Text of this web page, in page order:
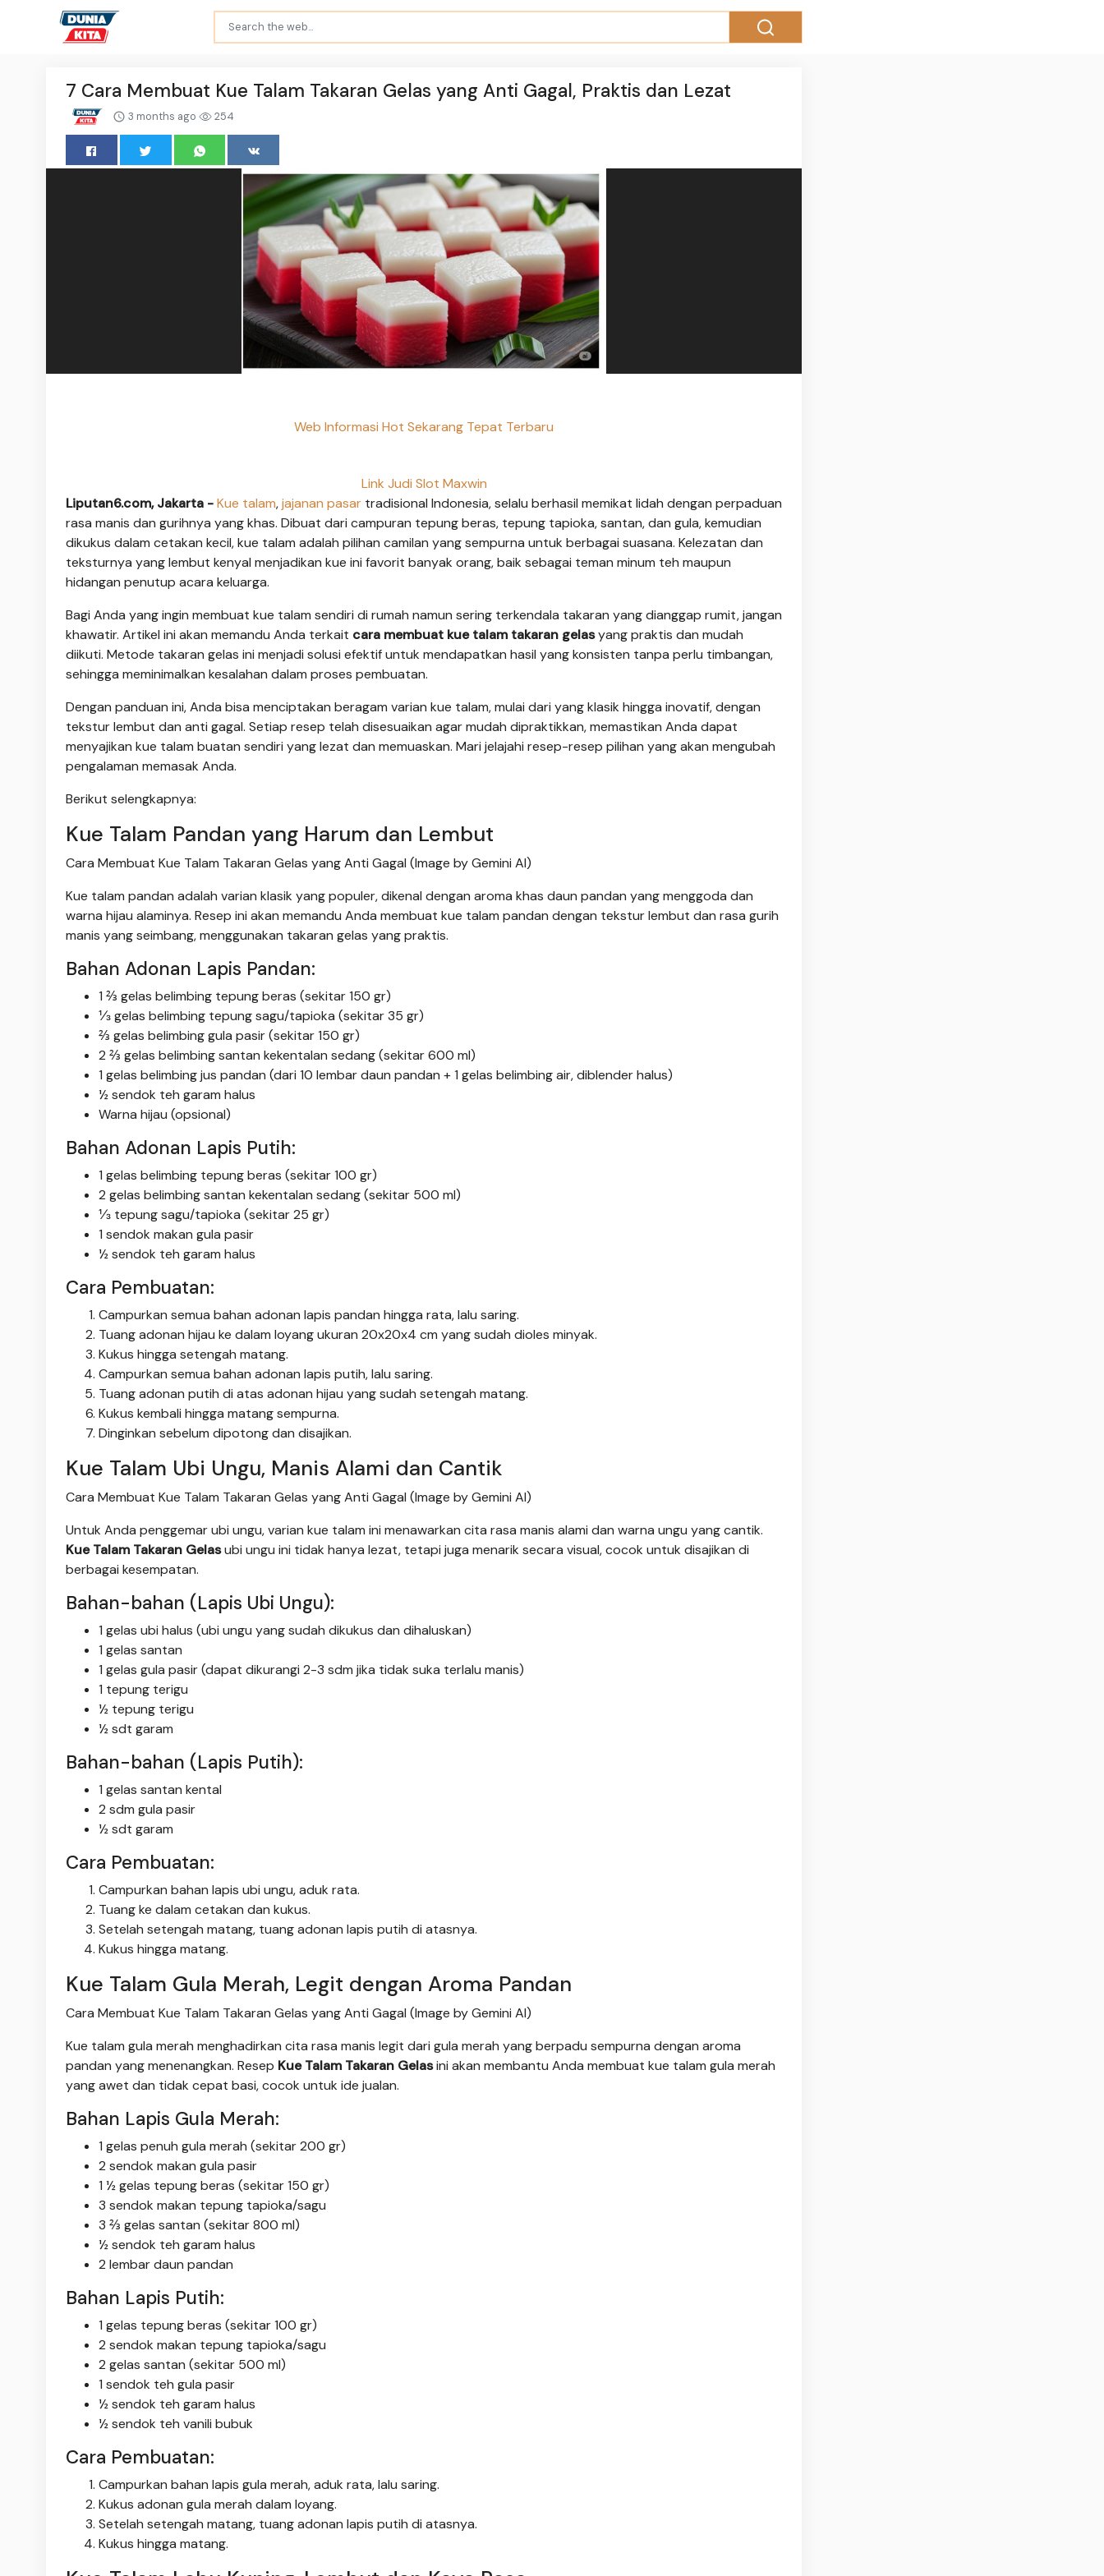
7 Cara Membuat Kue Talam Takaran Gelas yang Anti Gagal, Praktis dan Lezat
3 months ago 254
Web Informasi Hot Sekarang Tepat Terbaru
Link Judi Slot Maxwin
Liputan6.com, Jakarta -Kue talam,jajanan pasar tradisional Indonesia, selalu berhasil memikat lidah dengan perpaduan
rasa manis dan gurihnya yang khas. Dibuat dari campuran tepung beras, tepung tapioka, santan, dan gula, kemudian
dikukus dalam cetakan kecil, kue talam adalah pilihan camilan yang sempurna untuk berbagai suasana. Kelezatan dan
teksturnya yang lembut kenyal menjadikan kue ini favorit banyak orang, baik sebagai teman minum teh maupun
hidangan penutup acara keluarga.
Bagi Anda yang ingin membuat kue talam sendiri di rumah namun sering terkendala takaran yang dianggap rumit, jangan
khawatir. Artikel ini akan memandu Anda terkait cara membuat kue talam takaran gelasyang praktis dan mudah
diikuti. Metode takaran gelas ini menjadi solusi efektif untuk mendapatkan hasil yang konsisten tanpa perlu timbangan,
sehingga meminimalkan kesalahan dalam proses pembuatan.
Dengan panduan ini, Anda bisa menciptakan beragam varian kue talam, mulai dari yang klasik hingga inovatif, dengan
tekstur lembut dan anti gagal. Setiap resep telah disesuaikan agar mudah dipraktikkan, memastikan Anda dapat
menyajikan kue talam buatan sendiri yang lezat dan memuaskan. Mari jelajahi resep-resep pilihan yang akan mengubah
pengalaman memasak Anda.
Berikut selengkapnya:
Kue Talam Pandan yang Harum dan Lembut
Cara Membuat Kue Talam Takaran Gelas yang Anti Gagal (Image by Gemini AI)
Kue talam pandan adalah varian klasik yang populer, dikenal dengan aroma khas daun pandan yang menggoda dan
warna hijau alaminya. Resep ini akan memandu Anda membuat kue talam pandan dengan tekstur lembut dan rasa gurih
manis yang seimbang, menggunakan takaran gelas yang praktis.
Bahan Adonan Lapis Pandan:
1 ⅔ gelas belimbing tepung beras (sekitar 150 gr)
⅓ gelas belimbing tepung sagu/tapioka (sekitar 35 gr)
⅔ gelas belimbing gula pasir (sekitar 150 gr)
2 ⅔ gelas belimbing santan kekentalan sedang (sekitar 600 ml)
1 gelas belimbing jus pandan (dari 10 lembar daun pandan + 1 gelas belimbing air, diblender halus)
½ sendok teh garam halus
Warna hijau (opsional)
Bahan Adonan Lapis Putih:
1 gelas belimbing tepung beras (sekitar 100 gr)
2 gelas belimbing santan kekentalan sedang (sekitar 500 ml)
⅓ tepung sagu/tapioka (sekitar 25 gr)
1 sendok makan gula pasir
½ sendok teh garam halus
Cara Pembuatan:
Campurkan semua bahan adonan lapis pandan hingga rata, lalu saring.
Tuang adonan hijau ke dalam loyang ukuran 20x20x4 cm yang sudah dioles minyak.
Kukus hingga setengah matang.
Campurkan semua bahan adonan lapis putih, lalu saring.
Tuang adonan putih di atas adonan hijau yang sudah setengah matang.
Kukus kembali hingga matang sempurna.
Dinginkan sebelum dipotong dan disajikan.
Kue Talam Ubi Ungu, Manis Alami dan Cantik
Cara Membuat Kue Talam Takaran Gelas yang Anti Gagal (Image by Gemini AI)
Untuk Anda penggemar ubi ungu, varian kue talam ini menawarkan cita rasa manis alami dan warna ungu yang cantik.
Kue Talam Takaran Gelasubi ungu ini tidak hanya lezat, tetapi juga menarik secara visual, cocok untuk disajikan di
berbagai kesempatan.
Bahan-bahan (Lapis Ubi Ungu):
1 gelas ubi halus (ubi ungu yang sudah dikukus dan dihaluskan)
1 gelas santan
1 gelas gula pasir (dapat dikurangi 2-3 sdm jika tidak suka terlalu manis)
1 tepung terigu
½ tepung terigu
½ sdt garam
Bahan-bahan (Lapis Putih):
1 gelas santan kental
2 sdm gula pasir
½ sdt garam
Cara Pembuatan:
Campurkan bahan lapis ubi ungu, aduk rata.
Tuang ke dalam cetakan dan kukus.
Setelah setengah matang, tuang adonan lapis putih di atasnya.
Kukus hingga matang.
Kue Talam Gula Merah, Legit dengan Aroma Pandan
Cara Membuat Kue Talam Takaran Gelas yang Anti Gagal (Image by Gemini AI)
Kue talam gula merah menghadirkan cita rasa manis legit dari gula merah yang berpadu sempurna dengan aroma
pandan yang menenangkan. Resep Kue Talam Takaran Gelasini akan membantu Anda membuat kue talam gula merah
yang awet dan tidak cepat basi, cocok untuk ide jualan.
Bahan Lapis Gula Merah:
1 gelas penuh gula merah (sekitar 200 gr)
2 sendok makan gula pasir
1 ½ gelas tepung beras (sekitar 150 gr)
3 sendok makan tepung tapioka/sagu
3 ⅔ gelas santan (sekitar 800 ml)
½ sendok teh garam halus
2 lembar daun pandan
Bahan Lapis Putih:
1 gelas tepung beras (sekitar 100 gr)
2 sendok makan tepung tapioka/sagu
2 gelas santan (sekitar 500 ml)
1 sendok teh gula pasir
½ sendok teh garam halus
½ sendok teh vanili bubuk
Cara Pembuatan:
Campurkan bahan lapis gula merah, aduk rata, lalu saring.
Kukus adonan gula merah dalam loyang.
Setelah setengah matang, tuang adonan lapis putih di atasnya.
Kukus hingga matang.